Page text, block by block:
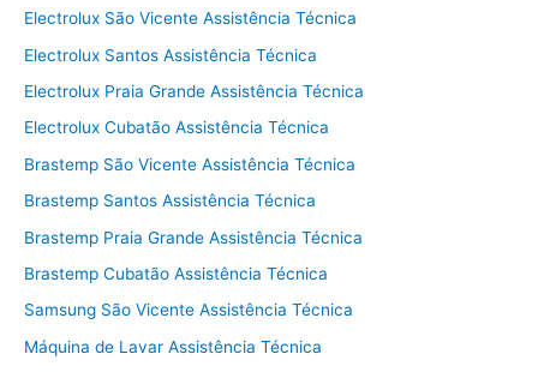
Electrolux São Vicente Assistência Técnica
Electrolux Santos Assistência Técnica
Electrolux Praia Grande Assistência Técnica
Electrolux Cubatão Assistência Técnica
Brastemp São Vicente Assistência Técnica
Brastemp Santos Assistência Técnica
Brastemp Praia Grande Assistência Técnica
Brastemp Cubatão Assistência Técnica
Samsung São Vicente Assistência Técnica
Máquina de Lavar Assistência Técnica